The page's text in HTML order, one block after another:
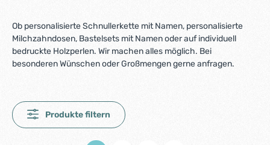
Ob personalisierte Schnullerkette mit Namen, personalisierte
Milchzahndosen, Bastelsets mit Namen oder auf individuell
bedruckte Holzperlen. Wir machen alles möglich. Bei
besonderen Wünschen oder Großmengen gerne anfragen.
Produkte filtern